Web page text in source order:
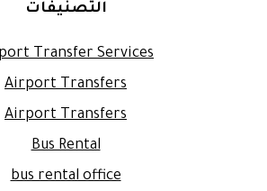
التصنيفات
Transfer Services
Airport Transfers
Airport Transfers
Bus Rental
bus rental office